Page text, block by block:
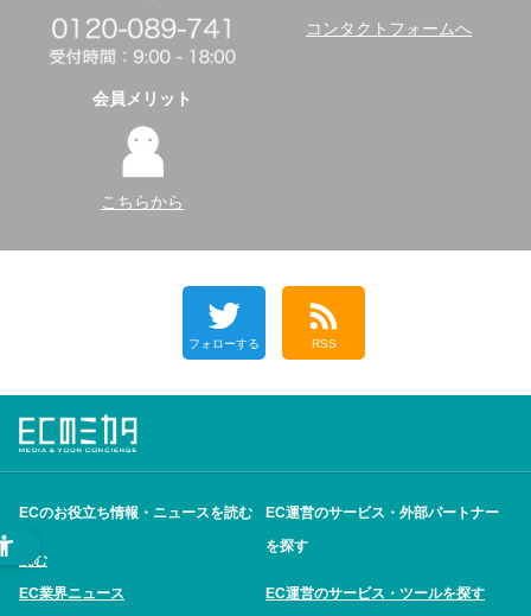
コンタクトフォームへ
会員メリット
こちらから
フォローする RSS
ECのお役立ち情報・ニュースを読む
読む
EC業界ニュース
EC運営のサービス・外部パートナー
を探す
EC運営のサービス・ツールを探す